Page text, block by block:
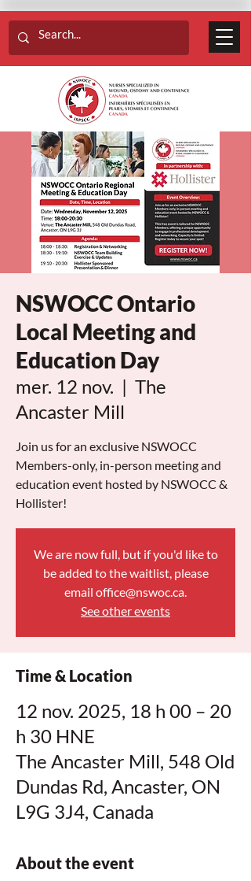
NSWOCC Ontario
Local Meeting and
Education Day
mer. 12 nov.
  |
The
Ancaster Mill
Join us for an exclusive NSWOCC
Members-only, in-person meeting and
education event hosted by NSWOCC &
Hollister!
We are now full, but if you'd like to
be added to the waitlist, please
email office@nswoc.ca.
See other events
Time & Location
12 nov. 2025, 18 h 00 – 20
h 30 HNE
The Ancaster Mill, 548 Old
Dundas Rd, Ancaster, ON
L9G 3J4, Canada
About the event